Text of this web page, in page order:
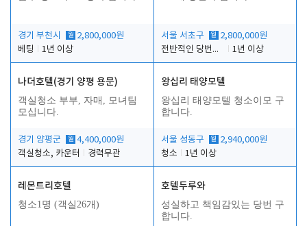
경기 부천시 월 2,800,000원
베팅
1년 이상
서울 서초구 월 2,800,000원
전반적인 당번업무
1년 이상
나더호텔(경기 양평 용문)
객실청소 부부, 자매, 모녀팀
모십니다.
경기 양평군 월 4,400,000원
객실청소, 카운터
경력무관
왕십리 태양모텔
왕십리 태양모텔 청소이모 구
합니다.
서울 성동구 월 2,940,000원
청소
1년 이상
레몬트리호텔
청소1명 (객실26개)
호텔두루와
성실하고 책임감있는 당번 구
합니다.